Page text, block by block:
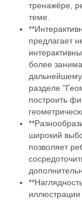
тренажёре,
теме.
предлагает
более
разделе
построить
широкий
позволяет